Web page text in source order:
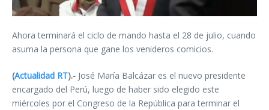
Ahora terminará el ciclo de mando hasta el 28 de julio, cuando
asuma la persona que gane los venideros comicios.
(Actualidad RT).- José María Balcázar es el nuevo presidente
encargado del Perú, luego de haber sido elegido este
miércoles por el Congreso de la República para terminar el